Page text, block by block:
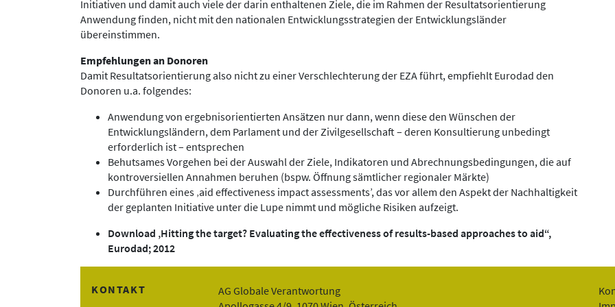
Initiativen und damit auch viele der darin enthaltenen Ziele, die im Rahmen der Resultatsorientierung
Anwendung finden, nicht mit den nationalen Entwicklungsstrategien der Entwicklungsländer
übereinstimmen.
Empfehlungen an Donoren
Damit Resultatsorientierung also nicht zu einer Verschlechterung der EZA führt, empfiehlt Eurodad den
Donoren u.a. folgendes:
Anwendung von ergebnisorientierten Ansätzen nur dann, wenn diese den Wünschen der
Entwicklungsländern, dem Parlament und der Zivilgesellschaft – deren Konsultierung unbedingt
erforderlich ist – entsprechen
Behutsames Vorgehen bei der Auswahl der Ziele, Indikatoren und Abrechnungsbedingungen, die auf
kontroversiellen Annahmen beruhen (bspw. Öffnung sämtlicher regionaler Märkte)
Durchführen eines ‚aid effectiveness impact assessments’, das vor allem den Aspekt der Nachhaltigkeit
der geplanten Initiative unter die Lupe nimmt und mögliche Risiken aufzeigt.
Download ‚Hitting the target? Evaluating the effectiveness of results-based approaches to aid“,
Eurodad; 2012
KONTAKT
AG Globale Verantwortung